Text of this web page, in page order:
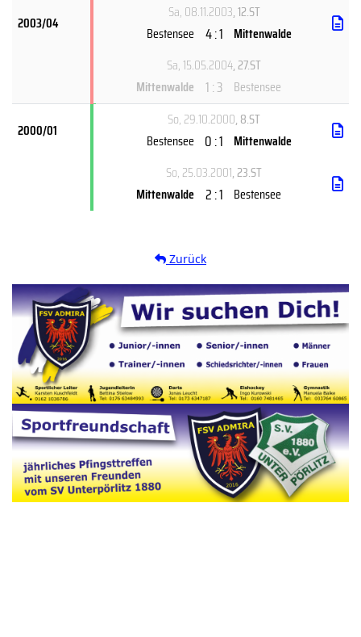
2003/04
Sa, 08.11.2003, 12.ST
Bestensee 4 : 1 Mittenwalde
Sa, 15.05.2004, 27.ST
Mittenwalde 1 : 3 Bestensee
2000/01
So, 29.10.2000, 8.ST
Bestensee 0 : 1 Mittenwalde
So, 25.03.2001, 23.ST
Mittenwalde 2 : 1 Bestensee
Zurück